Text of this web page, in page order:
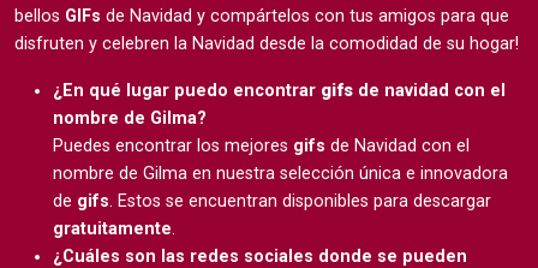
bellos GIFs de Navidad y compártelos con tus amigos para que
disfruten y celebren la Navidad desde la comodidad de su hogar!
¿En qué lugar puedo encontrar gifs de navidad con el
nombre de Gilma?
Puedes encontrar los mejores gifs de Navidad con el
nombre de Gilma en nuestra selección única e innovadora
de gifs. Estos se encuentran disponibles para descargar
gratuitamente.
¿Cuáles son las redes sociales donde se pueden